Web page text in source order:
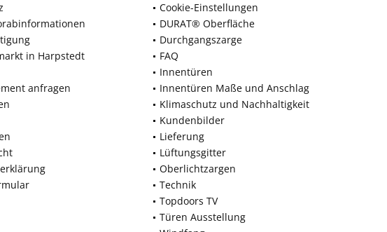
in Harpstedt
anfragen
Cookie-Einstellungen
DURAT® Oberfläche
Durchgangszarge
FAQ
Innentüren
Innentüren Maße und Anschlag
Klimaschutz und Nachhaltigkeit
Kundenbilder
Lieferung
Lüftungsgitter
Oberlichtzargen
Technik
Topdoors TV
Türen Ausstellung